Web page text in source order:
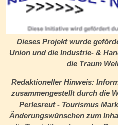
Dieses Projekt wurde
Union und die Industrie- &
die Traum
Redaktioneller Hinweis:
zusammengestellt durch die
Perlesreut - Tourismus
Änderungswünschen zum